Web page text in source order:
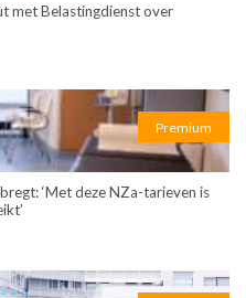
met Belastingdienst over
Premium
‘Met deze NZa-tarieven is